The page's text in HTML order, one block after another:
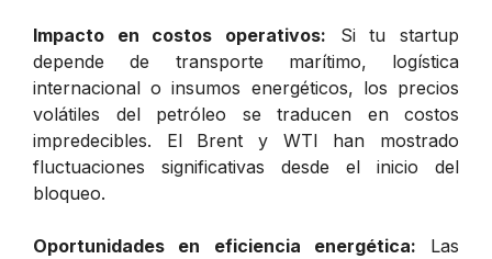
Impacto en costos operativos: Si tu startup
depende de transporte marítimo, logística
internacional o insumos energéticos, los precios
volátiles del petróleo se traducen en costos
impredecibles. El Brent y WTI han mostrado
fluctuaciones significativas desde el inicio del
bloqueo.
Oportunidades en eficiencia energética: Las